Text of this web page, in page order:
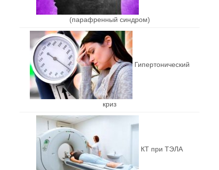
(парафренный синдром)
Гипертонический
криз
КТ при ТЭЛА